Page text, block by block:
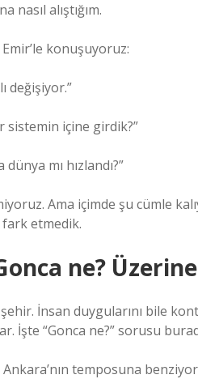
nasıl alıştığım.
konuşuyoruz:
değişiyor.”
sistemin içine girdik?”
mı hızlandı?”
Ama içimde şu cümle
fark etmedik.
ne?
İnsan duygularını bile
İşte “Gonca ne?” sorusu
temposuna